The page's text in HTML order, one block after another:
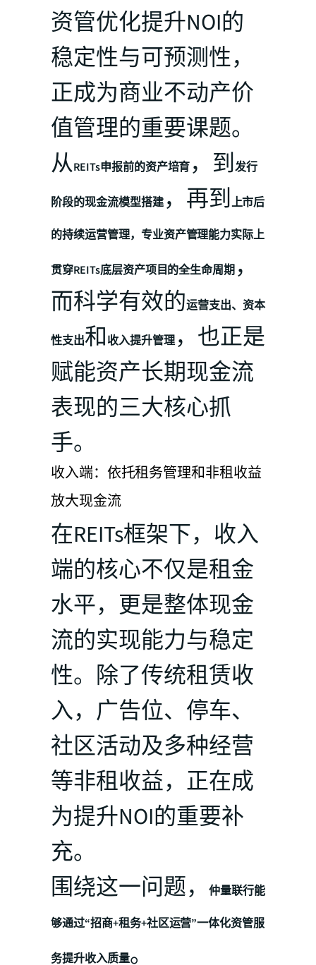
资管优化提升NOI的
稳定性与可预测性，
正成为商业不动产价
值管理的重要课题。
从REITs申报前的资产培育，到发行
阶段的现金流模型搭建，再到上市后
的持续运营管理，专业资产管理能力实际上
贯穿REITs底层资产项目的全生命周期，
而科学有效的运营支出、资本
性支出和收入提升管理，也正是
赋能资产长期现金流
表现的三大核心抓
手。
收入端：依托租务管理和非租收益
放大现金流
在REITs框架下，收入
端的核心不仅是租金
水平，更是整体现金
流的实现能力与稳定
性。除了传统租赁收
入，广告位、停车、
社区活动及多种经营
等非租收益，正在成
为提升NOI的重要补
充。
围绕这一问题，
仲量联行能
够通过“招商+租务+社区运营”一体化资管服
务提升收入质量。